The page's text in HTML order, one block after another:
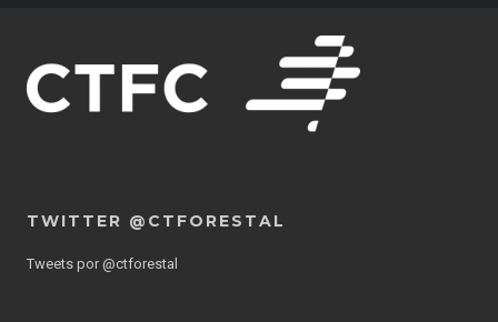
TWITTER @CTFORESTAL
Tweets por @ctforestal